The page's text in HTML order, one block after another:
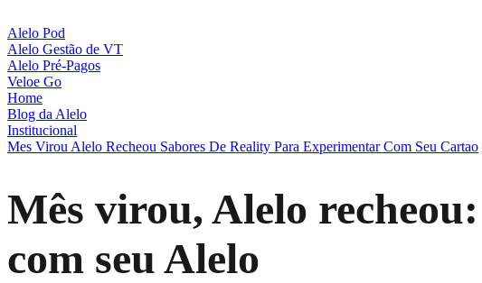
Alelo Pod
Alelo Gestão de VT
Alelo Pré-Pagos
Veloe Go
Home
Blog da Alelo
Institucional
Mes Virou Alelo Recheou Sabores De Reality Para Experimentar Com Seu Cartao
Mês virou, Alelo
com seu Alelo